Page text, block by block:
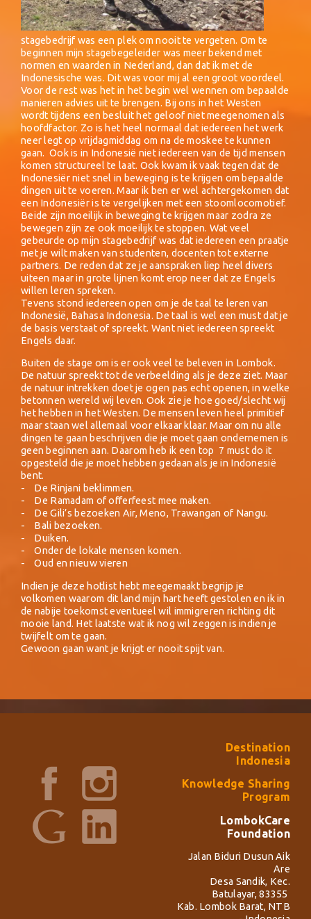
stagebedrijf was een plek om nooit te vergeten. Om te
beginnen mijn stagebegeleider was meer bekend met
normen en waarden in Nederland, dan dat ik met de
Indonesische was. Dit was voor mij al een groot voordeel.
Voor de rest was het in het begin wel wennen om bepaalde
manieren advies uit te brengen. Bij ons in het Westen
wordt tijdens een besluit het geloof niet meegenomen als
hoofdfactor. Zo is het heel normaal dat iedereen het werk
neer legt op vrijdagmiddag om na de moskee te kunnen
gaan. Ook is in Indonesië niet iedereen van de tijd mensen
komen structureel te laat. Ook kwam ik vaak tegen dat de
Indonesiër niet snel in beweging is te krijgen om bepaalde
dingen uit te voeren. Maar ik ben er wel achtergekomen dat
een Indonesiër is te vergelijken met een stoomlocomotief.
Beide zijn moeilijk in beweging te krijgen maar zodra ze
bewegen zijn ze ook moeilijk te stoppen. Wat veel
gebeurde op mijn stagebedrijf was dat iedereen een praatje
met je wilt maken van studenten, docenten tot externe
partners. De reden dat ze je aanspraken liep heel divers
uiteen maar in grote lijnen komt erop neer dat ze Engels
willen leren spreken.
Tevens stond iedereen open om je de taal te leren van
Indonesië, Bahasa Indonesia. De taal is wel een must dat je
de basis verstaat of spreekt. Want niet iedereen spreekt
Engels daar.
Buiten de stage om is er ook veel te beleven in Lombok.
De natuur spreekt tot de verbeelding als je deze ziet. Maar
de natuur intrekken doet je ogen pas echt openen, in welke
betonnen wereld wij leven. Ook zie je hoe goed/slecht wij
het hebben in het Westen. De mensen leven heel primitief
maar staan wel allemaal voor elkaar klaar. Maar om nu alle
dingen te gaan beschrijven die je moet gaan ondernemen is
geen beginnen aan. Daarom heb ik een top 7 must do it
opgesteld die je moet hebben gedaan als je in Indonesië
bent.
- De Rinjani beklimmen.
- De Ramadam of offerfeest mee maken.
- De Gili’s bezoeken Air, Meno, Trawangan of Nangu.
- Bali bezoeken.
- Duiken.
- Onder de lokale mensen komen.
- Oud en nieuw vieren
Indien je deze hotlist hebt meegemaakt begrijp je
volkomen waarom dit land mijn hart heeft gestolen en ik in
de nabije toekomst eventueel wil immigreren richting dit
mooie land. Het laatste wat ik nog wil zeggen is indien je
twijfelt om te gaan.
Gewoon gaan want je krijgt er nooit spijt van.
Destination
Indonesia
Knowledge Sharing
Program
LombokCare
Foundation
Jalan Biduri Dusun Aik
Are
Desa Sandik, Kec.
Batulayar, 83355
Kab. Lombok Barat, NTB